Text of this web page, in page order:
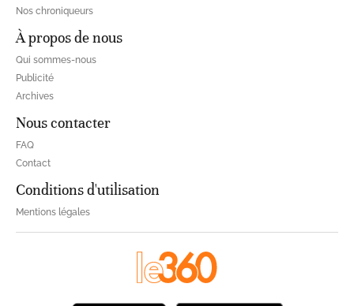
Nos chroniqueurs
À propos de nous
Qui sommes-nous
Publicité
Archives
Nous contacter
FAQ
Contact
Conditions d'utilisation
Mentions légales